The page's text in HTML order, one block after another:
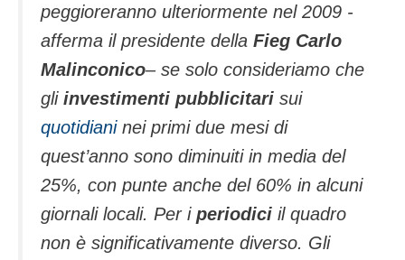
peggioreranno ulteriormente nel 2009 -
afferma il presidente della Fieg Carlo
Malinconico– se solo consideriamo che
gli investimenti pubblicitari sui
quotidianinei primi due mesi di
quest’anno sono diminuiti in media del
25%, con punte anche del 60% in alcuni
giornali locali. Per i periodici il quadro
non è significativamente diverso. Gli